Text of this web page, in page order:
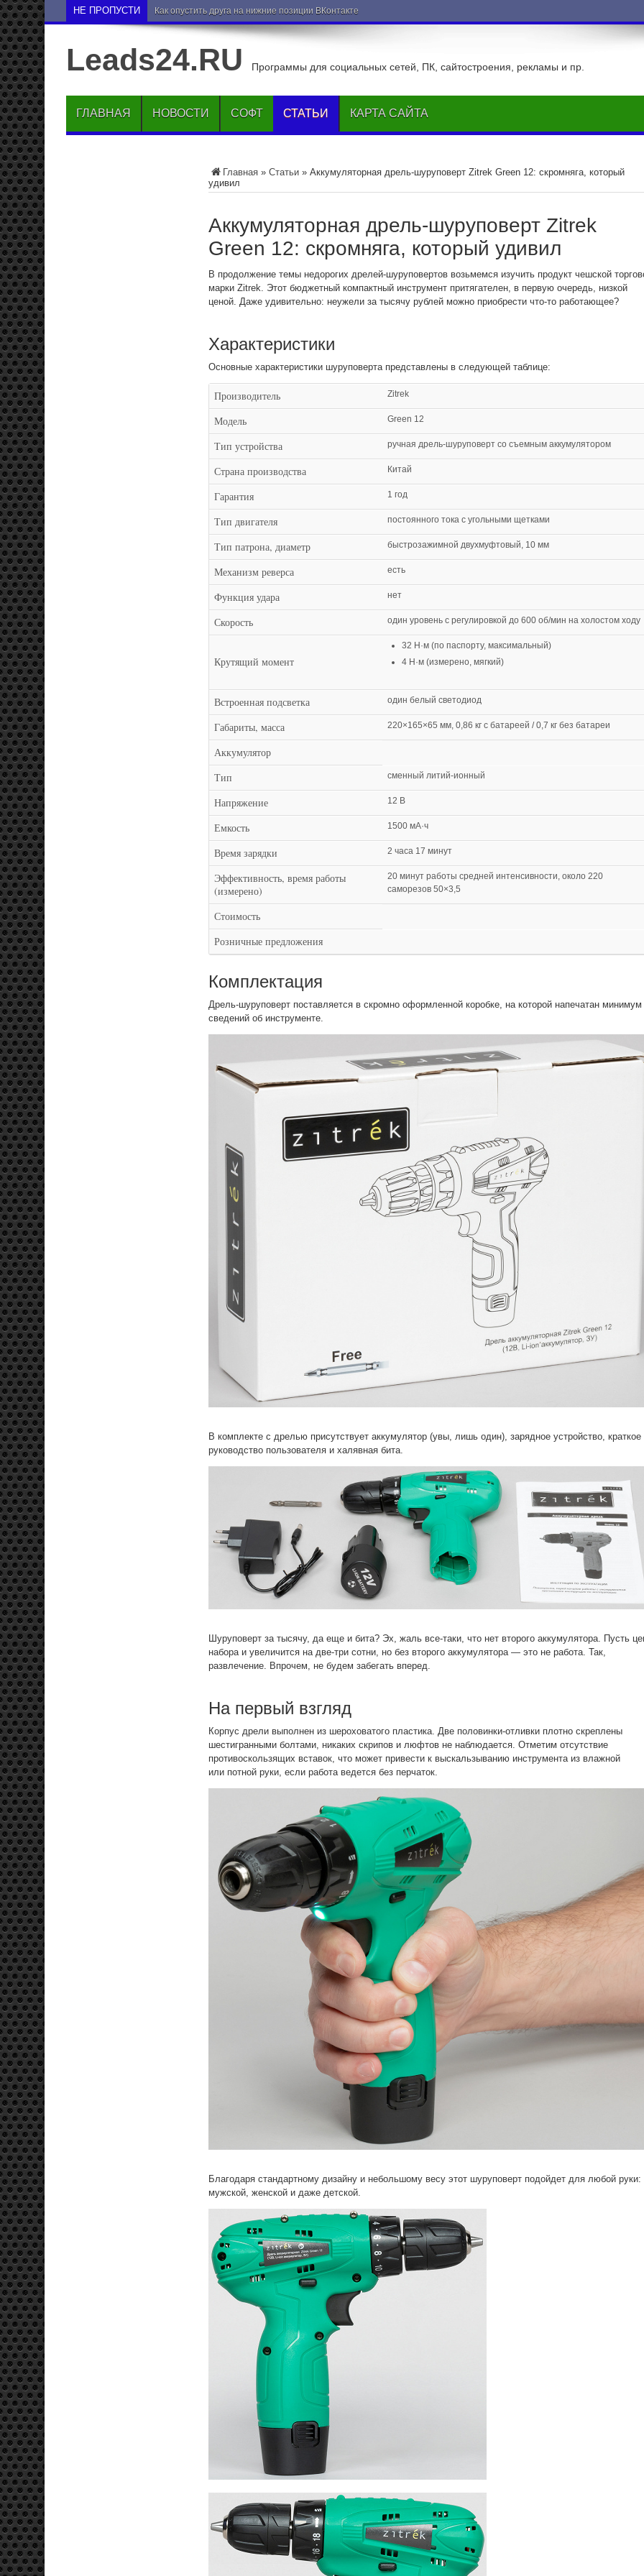
НЕ ПРОПУСТИ Как опустить друга на нижние позиции ВКонтакте
Leads24.RU Программы для социальных сетей, ПК, сайтостроения, рекламы и пр.
ГЛАВНАЯ НОВОСТИ СОФТ СТАТЬИ КАРТА САЙТА
Главная » Статьи » Аккумуляторная дрель-шуруповерт Zitrek Green 12: скромняга, который
удивил
Аккумуляторная дрель-шуруповерт Zitrek
Green 12: скромняга, который удивил
В продолжение темы недорогих дрелей-шуруповертов возьмемся изучить продукт чешской
марки Zitrek. Этот бюджетный компактный инструмент притягателен, в первую очередь, низкой
ценой. Даже удивительно: неужели за тысячу рублей можно приобрести что-то работающее?
Характеристики
Основные характеристики шуруповерта представлены в следующей таблице:
Производитель Zitrek
Модель Green 12
Тип устройства ручная дрель-шуруповерт со съемным аккумулятором
Страна производства Китай
Гарантия 1 год
Тип двигателя постоянного тока с угольными щетками
Тип патрона, диаметр быстрозажимной двухмуфтовый, 10 мм
Механизм реверса есть
Функция удара нет
Скорость один уровень с регулировкой до 600 об/мин на холостом ходу
Крутящий момент
32 Н·м (по паспорту, максимальный)
4 Н·м (измерено, мягкий)
Встроенная подсветка один белый светодиод
Габариты, масса 220×165×65 мм, 0,86 кг с батареей / 0,7 кг без батареи
Аккумулятор
Тип
сменный литий-ионный
Напряжение 12 В
Емкость 1500 мА·ч
Время зарядки 2 часа 17 минут
Эффективность, время работы
(измерено)
20 минут работы средней интенсивности, около 220
саморезов 50×3,5
Стоимость
Розничные предложения
Комплектация
Дрель-шуруповерт поставляется в скромно оформленной коробке, на которой напечатан минимум
сведений об инструменте.
В комплекте с дрелью присутствует аккумулятор (увы, лишь один), зарядное устройство, краткое
руководство пользователя и халявная бита.
Шуруповерт за тысячу, да еще и бита? Эх, жаль все-таки, что нет второго аккумулятора. Пусть
набора и увеличится на две-три сотни, но без второго аккумулятора — это не работа. Так,
развлечение. Впрочем, не будем забегать вперед.
На первый взгляд
Корпус дрели выполнен из шероховатого пластика. Две половинки-отливки плотно скреплены
шестигранными болтами, никаких скрипов и люфтов не наблюдается. Отметим отсутствие
противоскользящих вставок, что может привести к выскальзыванию инструмента из влажной
или потной руки, если работа ведется без перчаток.
Благодаря стандартному дизайну и небольшому весу этот шуруповерт подойдет для любой руки:
мужской, женской и даже детской.